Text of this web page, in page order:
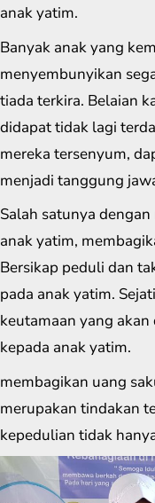
anak yatim.
Banyak anak yang
menyembunyikan
tiada terkira. Belaian
didapat tidak lagi
mereka tersenyum,
menjadi tanggung
Salah satunya
anak yatim,
Bersikap peduli dan
pada anak yatim.
keutamaan yang
kepada anak yatim.
membagikan uang
merupakan tindakan
kepedulian tidak